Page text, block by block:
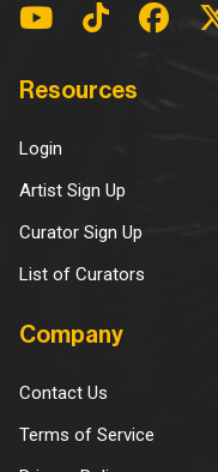
Resources
Login
Artist Sign Up
Curator Sign Up
List of Curators
Company
Contact Us
Terms of Service